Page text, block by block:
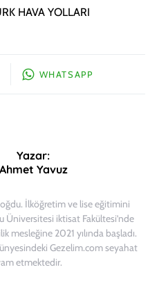
HAVA YOLLARI
WHATSAPP
Yazar:
Ahmet Yavuz
İlköğretim ve lise eğitimini
Üniversitesi iktisat Fakültesi’nde
mesleğine 2021 yılında başladı.
Gezelim.com seyahat
etmektedir.